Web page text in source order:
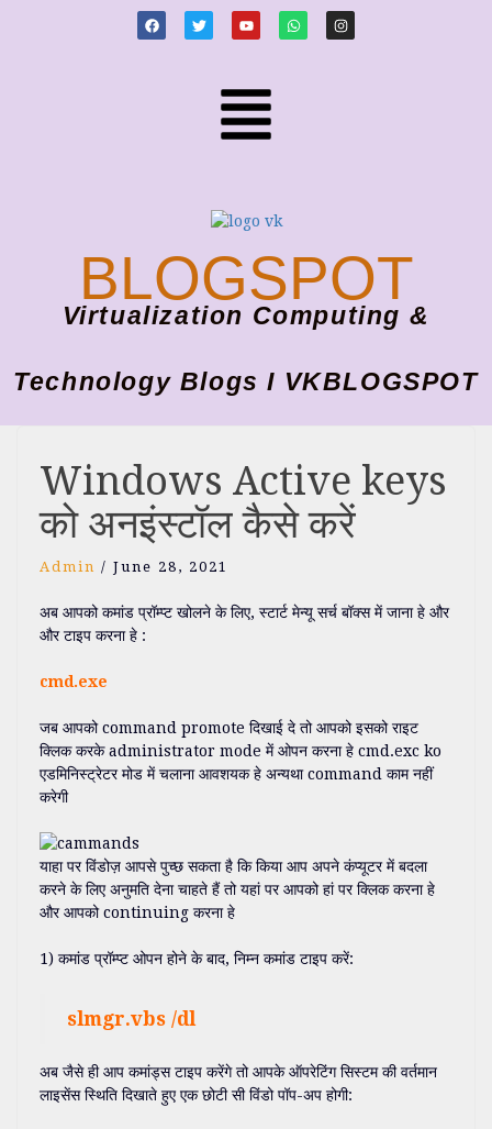
BLOGSPOT
Virtualization Computing &
Technology Blogs I VKBLOGSPOT
Windows Active keys
को अनइंस्टॉल कैसे करें
Admin / June 28, 2021
अब आपको कमांड प्रॉम्प्ट खोलने के लिए, स्टार्ट मेन्यू सर्च बॉक्स में जाना हे और
और टाइप करना हे :
cmd.exe
जब आपको command promote दिखाई दे तो आपको इसको राइट
क्लिक करके administrator mode में ओपन करना हे cmd.exc ko
एडमिनिस्ट्रेटर मोड में चलाना आवशयक हे अन्यथा command काम नहीं
करेगी
याहा पर विंडोज़ आपसे पुच्छ सकता है कि किया आप अपने कंप्यूटर में बदला
करने के लिए अनुमति देना चाहते हैं तो यहां पर आपको हां पर क्लिक करना हे
और आपको continuing करना हे
1) कमांड प्रॉम्प्ट ओपन होने के बाद, निम्न कमांड टाइप करें:
slmgr.vbs /dl
अब जैसे ही आप कमांड्स टाइप करेंगे तो आपके ऑपरेटिंग सिस्टम की वर्तमान
लाइसेंस स्थिति दिखाते हुए एक छोटी सी विंडो पॉप-अप होगी: